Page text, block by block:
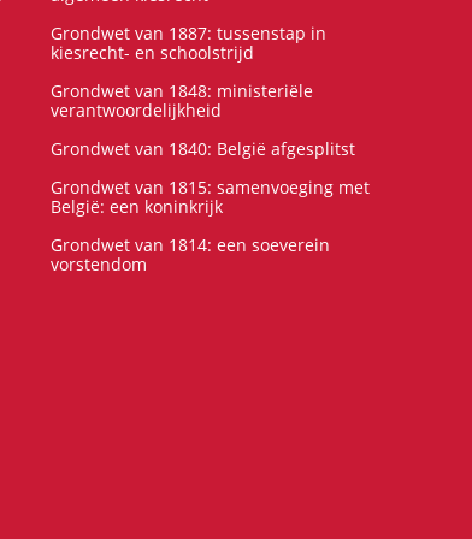
Grondwet van 1887: tussenstap in
kiesrecht- en schoolstrijd
Grondwet van 1848: ministeriële
verantwoordelijkheid
Grondwet van 1840: België afgesplitst
Grondwet van 1815: samenvoeging met
België: een koninkrijk
Grondwet van 1814: een soeverein
vorstendom